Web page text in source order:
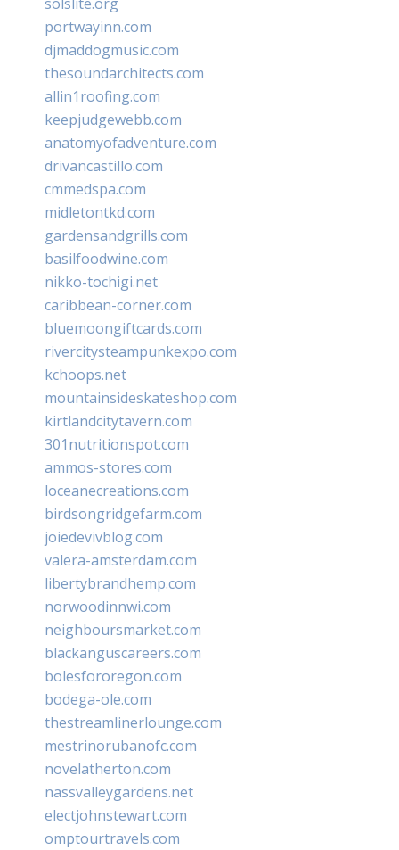
portwayinn.com
djmaddogmusic.com
thesoundarchitects.com
allin1roofing.com
keepjudgewebb.com
anatomyofadventure.com
drivancastillo.com
cmmedspa.com
midletontkd.com
gardensandgrills.com
basilfoodwine.com
nikko-tochigi.net
caribbean-corner.com
bluemoongiftcards.com
rivercitysteampunkexpo.com
kchoops.net
mountainsideskateshop.com
kirtlandcitytavern.com
301nutritionspot.com
ammos-stores.com
loceanecreations.com
birdsongridgefarm.com
joiedevivblog.com
valera-amsterdam.com
libertybrandhemp.com
norwoodinnwi.com
neighboursmarket.com
blackanguscareers.com
bolesfororegon.com
bodega-ole.com
thestreamlinerlounge.com
mestrinorubanofc.com
novelatherton.com
nassvalleygardens.net
electjohnstewart.com
omptourtravels.com